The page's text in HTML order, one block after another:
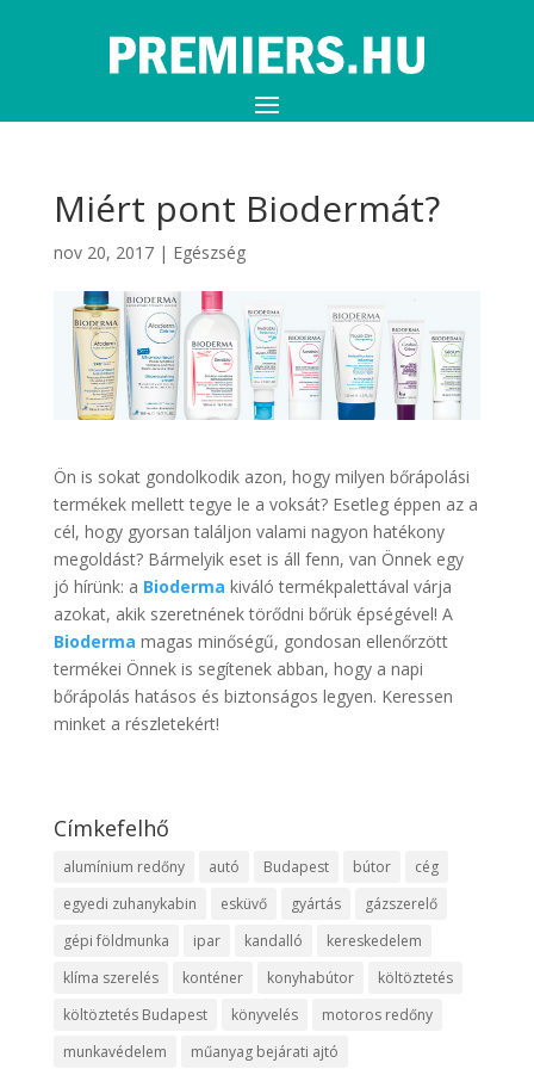
Miért pont Biodermát?
nov 20, 2017| Egészség
Ön is sokat gondolkodik azon, hogy milyen bőrápolási
termékek mellett tegye le a voksát? Esetleg éppen az a
cél, hogy gyorsan találjon valami nagyon hatékony
megoldást? Bármelyik eset is áll fenn, van Önnek egy
jó hírünk: a Bioderma kiváló termékpalettával várja
azokat, akik szeretnének törődni bőrük épségével! A
Bioderma magas minőségű, gondosan ellenőrzött
termékei Önnek is segítenek abban, hogy a napi
bőrápolás hatásos és biztonságos legyen. Keressen
minket a részletekért!
Címkefelhő
alumínium redőny autó Budapest bútor
cég
egyedi zuhanykabin
esküvő gyártás
gázszerelő
gépi földmunka
ipar kandalló
kereskedelem
klíma szerelés
konténer konyhabútor
költöztetés
költöztetés Budapest
könyvelés
motoros redőny
munkavédelem
műanyag bejárati ajtó